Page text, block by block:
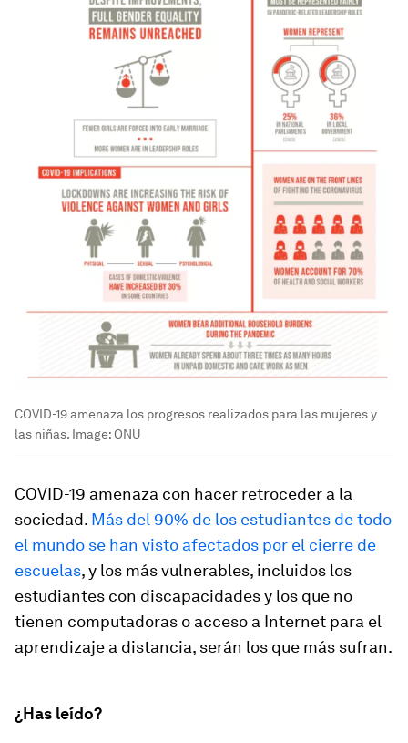
COVID-19 amenaza los progresos realizados para las mujeres y
las niñas. Image: ONU
COVID-19 amenaza con hacer retroceder a la
sociedad. Más del 90% de los estudiantes de todo
el mundo se han visto afectados por el cierre de
escuelas, y los más vulnerables, incluidos los
estudiantes con discapacidades y los que no
tienen computadoras o acceso a Internet para el
aprendizaje a distancia, serán los que más sufran.
¿Has leído?